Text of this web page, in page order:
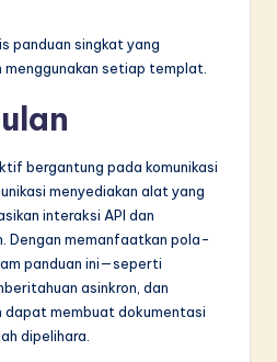
panduan singkat yang
menggunakan setiap templat.
bergantung pada komunikasi
menyediakan alat yang
interaksi API dan
Dengan memanfaatkan pola-
panduan ini—seperti
asinkron, dan
membuat dokumentasi
dipelihara.